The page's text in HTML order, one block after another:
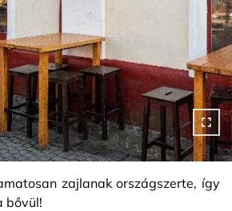
zajlanak országszerte, így
bővül!